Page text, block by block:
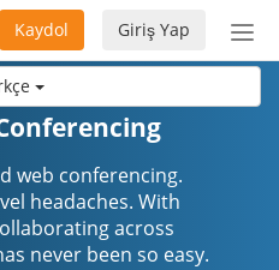
aç/
Giriş Yap
Kaydol
web conferencing.
headaches. ​​​​​​​With
across
never been so easy.